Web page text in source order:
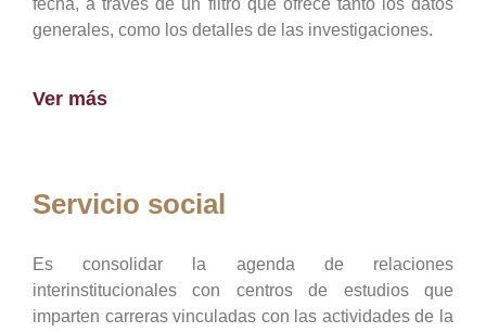
fecha, a través de un filtro que ofrece tanto los datos
generales, como los detalles de las investigaciones.
Ver más
Servicio social
Es consolidar la agenda de relaciones
interinstitucionales con centros de estudios que
imparten carreras vinculadas con las actividades de la